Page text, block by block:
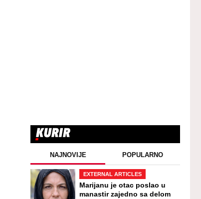
NAJNOVIJE POPULARNO
EXTERNAL ARTICLES
Marijanu je otac poslao u
manastir zajedno sa delom